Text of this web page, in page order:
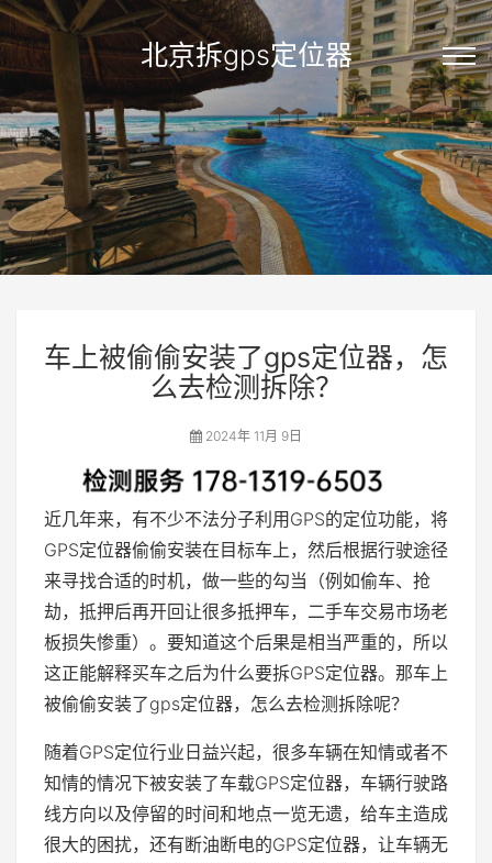
北京拆gps定位器
车上被偷偷安装了gps定位器，怎
么去检测拆除？
2024年 11月 9日
近几年来，有不少不法分子利用GPS的定位功能，将
GPS定位器偷偷安装在目标车上，然后根据行驶途径
来寻找合适的时机，做一些的勾当（例如偷车、抢
劫，抵押后再开回让很多抵押车，二手车交易市场老
板损失惨重）。要知道这个后果是相当严重的，所以
这正能解释买车之后为什么要拆GPS定位器。那车上
被偷偷安装了gps定位器，怎么去检测拆除呢？
随着GPS定位行业日益兴起，很多车辆在知情或者不
知情的情况下被安装了车载GPS定位器，车辆行驶路
线方向以及停留的时间和地点一览无遗，给车主造成
很大的困扰，还有断油断电的GPS定位器，让车辆无